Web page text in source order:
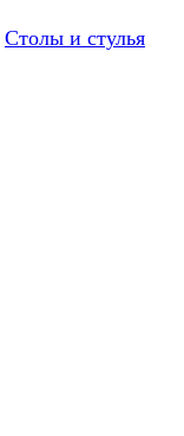
Столы и стулья